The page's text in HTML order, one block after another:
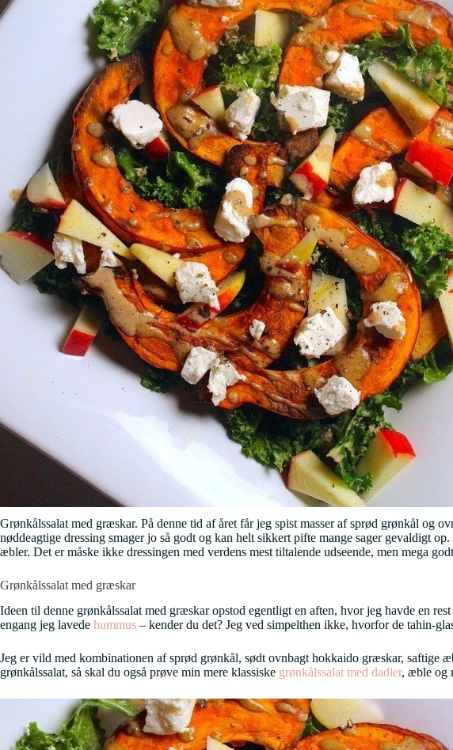
Grønkålssalat med græskar. På denne tid af året får jeg spist masser af sprød grønkål og
nøddeagtige dressing smager jo så godt og kan helt sikkert pifte mange sager gevaldigt
æbler. Det er måske ikke dressingen med verdens mest tiltalende udseende, men mega
Grønkålssalat med græskar
Ideen til denne grønkålssalat med græskar opstod egentligt en aften, hvor jeg havde en
engang jeg lavede hummus – kender du det? Jeg ved simpelthen ikke, hvorfor de tahin-
Jeg er vild med kombinationen af sprød grønkål, sødt ovnbagt hokkaido græskar, saftige
grønkålssalat, så skal du også prøve min mere klassiske grønkålssalat med dadler, æble og